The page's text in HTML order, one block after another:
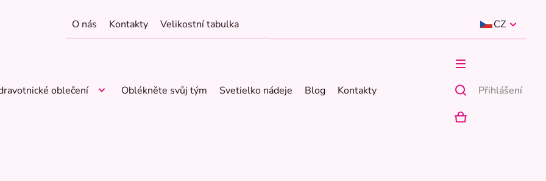
O nás Kontakty Velikostní tabulka CZ
oblečení Oblékněte svůj tým Svetielko nádeje Blog Kontakty Přihlášení
NÁKUPNÍ